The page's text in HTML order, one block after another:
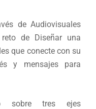
de Audiovisuales
de Diseñar una
que conecte con su
y mensajes para
sobre tres ejes